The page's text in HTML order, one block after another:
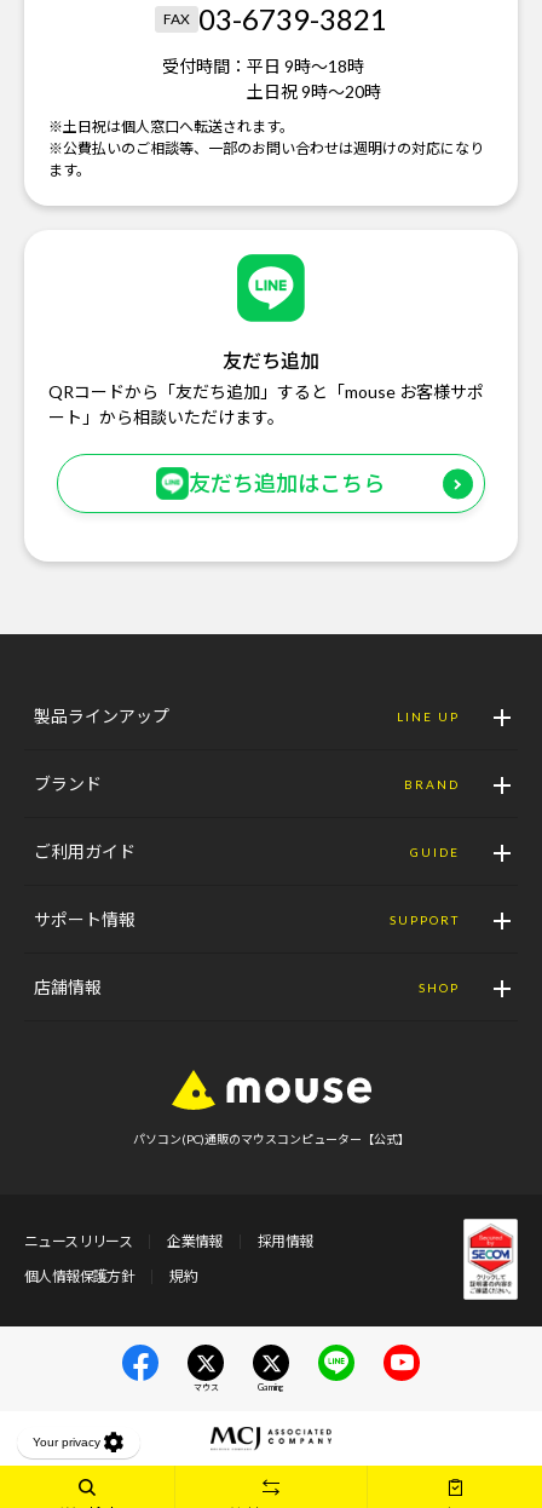
FAX 03-6739-3821
受付時間： 平日 9時～18時
土日祝 9時～20時
※土日祝は個人窓口へ転送されます。
※公費払いのご相談等、一部のお問い合わせは週明けの対応になり
ます。
友だち追加
QRコードから「友だち追加」すると「mouse お客様サポ
ート」から相談いただけます。
友だち追加はこちら
製品ラインアップ LINE UP
ブランド BRAND
ご利用ガイド GUIDE
サポート情報 SUPPORT
店舗情報 SHOP
パソコン(PC)通販のマウスコンピューター【公式】
ニュースリリース 企業情報
採用情報
個人情報保護方針
規約
マウス Gaming